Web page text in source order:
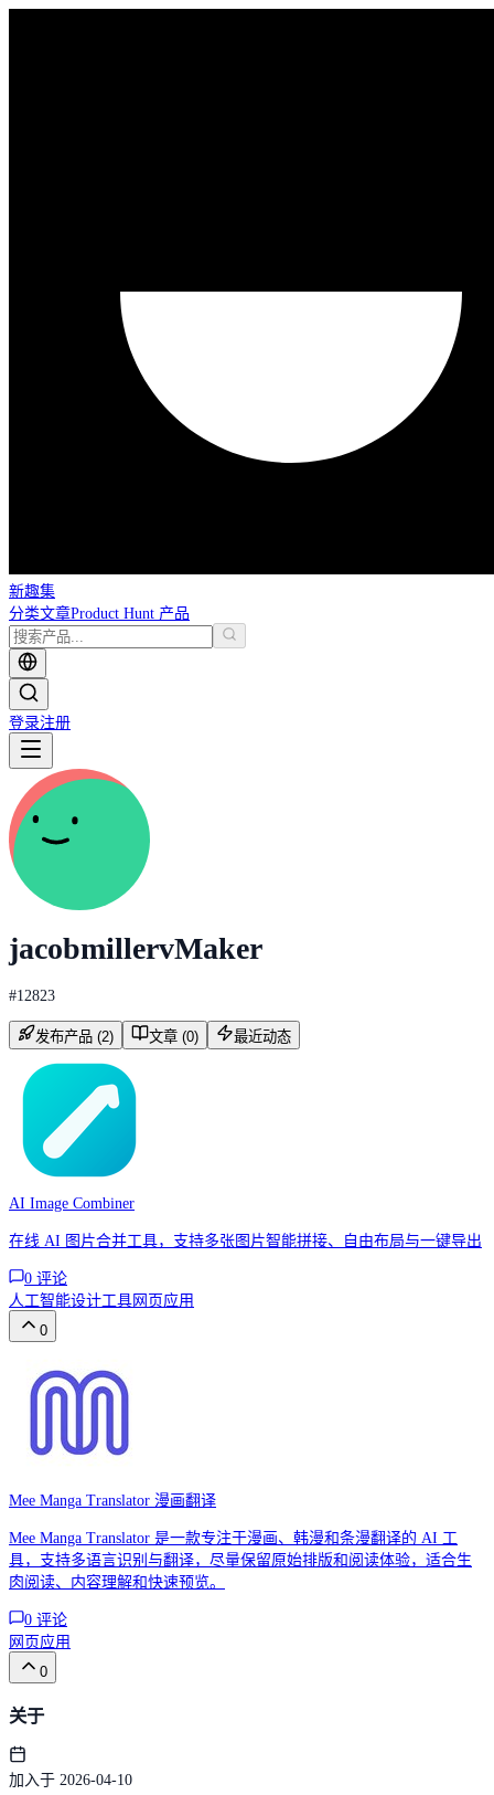
新趣集
分类文章Product Hunt 产品
登录注册
jacobmillervMaker
#12823
发布产品 (2) 文章 (0) 最近动态
AI Image Combiner
在线 AI 图片合并工具，支持多张图片智能拼接、自由布局与一键导出
0 评论
人工智能设计工具网页应用
0
Mee Manga Translator 漫画翻译
Mee Manga Translator 是一款专注于漫画、韩漫和条漫翻译的 AI 工
具，支持多语言识别与翻译，尽量保留原始排版和阅读体验，适合生
肉阅读、内容理解和快速预览。
0 评论
网页应用
0
关于
加入于 2026-04-10